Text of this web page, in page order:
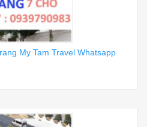
My Tam Travel Whatsapp